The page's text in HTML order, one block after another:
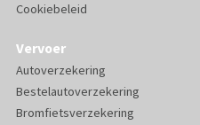
Cookiebeleid
Vervoer
Autoverzekering
Bestelautoverzekering
Bromfietsverzekering